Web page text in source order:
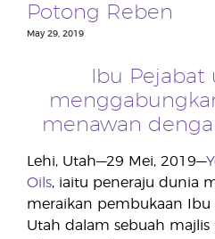
Potong Reben
May 29, 2019
Ibu Pejabat
menawan
Lehi, Utah—29 Mei, 2019—
Oils, iaitu peneraju dunia
meraikan pembukaan Ibu
Utah dalam sebuah